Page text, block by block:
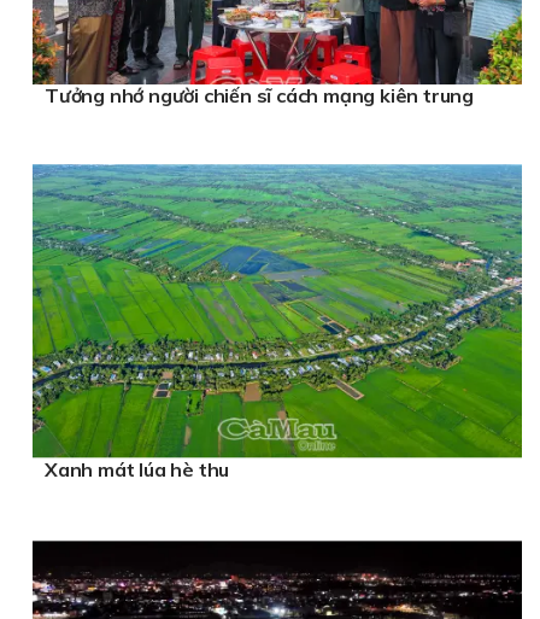
Tưởng nhớ người chiến sĩ cách mạng kiên trung
Xanh mát lúa hè thu